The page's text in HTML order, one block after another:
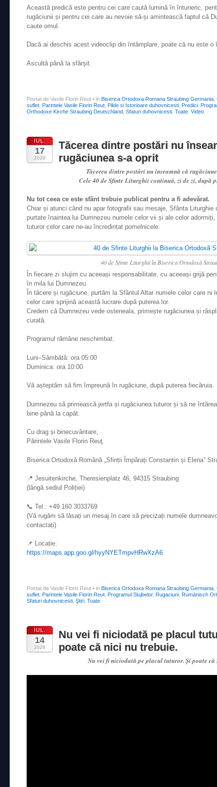
Această predică este pentru cei care caută lumină în întuneric,
rugăciunii și pentru cei care au nevoie să-și amintească faptul că
caute omul.
Dacă ai deschis acest videoclip din întâmplare, poate că nu este o
Ascultă până la sfârșit.
Postat de Vasile Florin Reut • in Biserica Ortodoxa Romana Straubing Germania
suflet Parintele Vasile Florin Reut Pilde si Istorioare duhovnicesti Predici
Orthodoxe Kirche Straubing Deutschland Sfaturi duhovnicesti Toate Video
IUL.
17
2026
Tăcerea dintre postări nu
rugăciunea s-a oprit
Tăcerea dintre postări nu înseamnă că
Cele 40 de Sfinte Liturghii continuă, zi de zi, după
Nu tot ceea ce este sfânt trebuie publicat pentru a fi adevărat.
Chiar și atunci când nu apar fotografii sau mesaje, Sfânta
purtate înaintea lui Dumnezeu numele celor vii și ale celor
tuturor celor care ne-au încredințat pomelnicele.
40 de Sfinte Liturghii la Biserica Ortodoxă
În fiecare zi slujim cu aceeași responsabilitate, cu aceeași grijă
în mila lui Dumnezeu.
În tăcere și rugăciune, purtăm la Sfântul Altar numele celor care
celor care sprijină această lucrare după puterea lor.
Credem că Dumnezeu vede osteneala, primește rugăciunea și
curată.
Programul rămâne neschimbat:
Luni–Sâmbătă: ora 05:00
Duminica: ora 10:00
Vă așteptăm să fim împreună în rugăciune, după puterea fiecăruia.
Dumnezeu să primească jertfa și rugăciunea tuturor și să ne
bine până la capăt.
Cu drag și binecuvântare,
Părintele Vasile Florin Reuţ
Biserica Ortodoxă Română „Sfinții Împărați Constantin și Elena”
📍 Jesuitenkirche, Theresienplatz 46, 94315 Straubing
(lângă sediul Poliției)
📞 Tel.: +49 160 3033769
(Vă rugăm să lăsați un mesaj în care să precizați numele
contactați)
📌 Locație:
https://maps.app.goo.gl/hyyNYETmpvHRwXzA6
Postat de Vasile Florin Reut • in Biserica Ortodoxa Romana Straubing Germania
suflet
Parintele Vasile Florin Reut Programul Slujbelor, Rugaciuni
Rumänisch
Sfaturi duhovnicesti Ştiri Toate
IUL.
14
2026
Nu vei fi niciodată pe placul
poate că nici nu trebuie.
Nu vei fi niciodată pe placul tuturor. Și poate